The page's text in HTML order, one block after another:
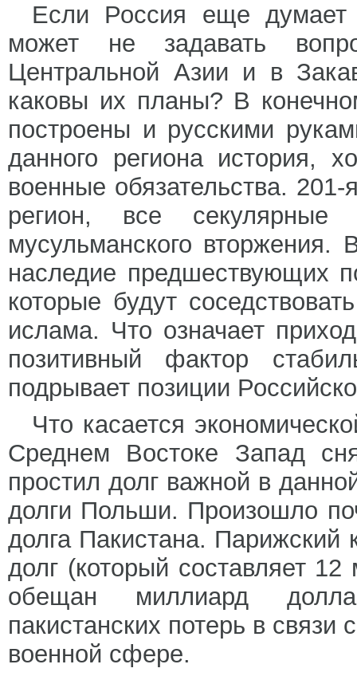
Если Россия еще думает
может не задавать
Центральной Азии и в
каковы их планы? В
построены и русскими
данного региона история,
военные обязательства.
регион, все
мусульманского вторжения.
наследие предшествующих
которые будут
ислама. Что означает
позитивный фактор
подрывает позиции
Что касается
Среднем Востоке Запад
простил долг важной в
долги Польши. Произошло
долга Пакистана. Парижский
долг (который составляет
обещан миллиард
пакистанских потерь в
военной сфере.